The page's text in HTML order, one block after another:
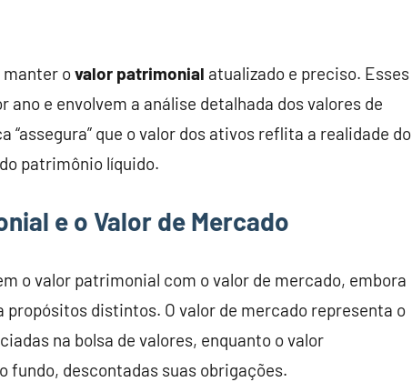
manter ovalor patrimonial atualizado e preciso. Esses
e envolvem a análise detalhada dos valores de
que o valor dos ativos reflita a realidade do
patrimônio líquido.
e o Valor de Mercado
o valor patrimonial com o valor de mercado, embora
distintos. O valor de mercado representa o
na bolsa de valores, enquanto o valor
fundo, descontadas suas obrigações.